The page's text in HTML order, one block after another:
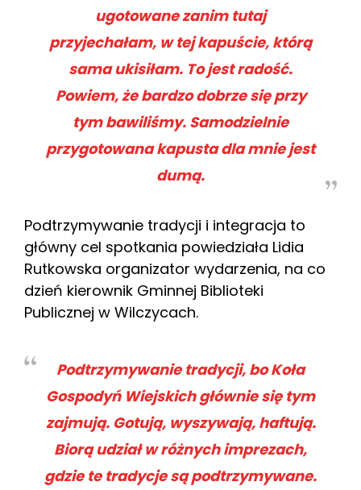
ugotowane zanim tutaj
przyjechałam, w tej kapuście, którą
sama ukisiłam. To jest radość.
Powiem, że bardzo dobrze się przy
tym bawiliśmy. Samodzielnie
przygotowana kapusta dla mnie jest
dumą.
Podtrzymywanie tradycji i integracja to
główny cel spotkania powiedziała Lidia
Rutkowska organizator wydarzenia, na co
dzień kierownik Gminnej Biblioteki
Publicznej w Wilczycach.
Podtrzymywanie tradycji, bo Koła
Gospodyń Wiejskich głównie się tym
zajmują. Gotują, wyszywają, haftują.
Biorą udział w różnych imprezach,
gdzie te tradycje są podtrzymywane.